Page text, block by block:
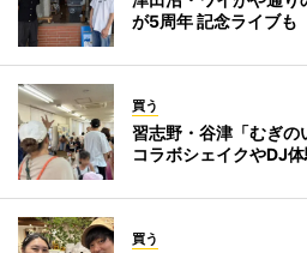
が5周年 記念ライブも
買う
習志野・谷津「むぎの
コラボシェイクやDJ
買う